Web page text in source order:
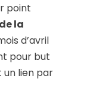
point
la
d’avril
pour but
lien par